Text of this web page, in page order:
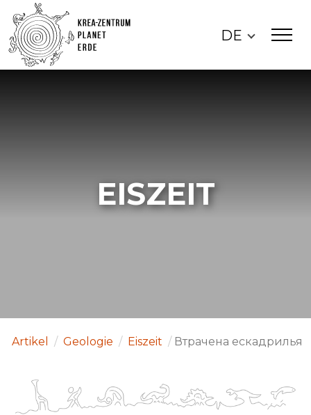
DE
EISZEIT
Artikel / Geologie / Eiszeit / Втрачена ескадрилья